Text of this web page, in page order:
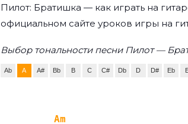
Пилот: Братишка — как играть на
официальном сайте уроков игры на
Выбор тональности песни Пилот —
Ab A A# Bb B C C# Db D D# Eb
Am